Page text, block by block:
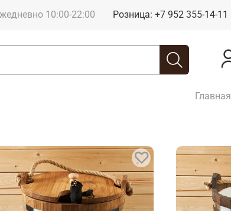
10:00-22:00 Розница: +7 952 355-14-11
Главная